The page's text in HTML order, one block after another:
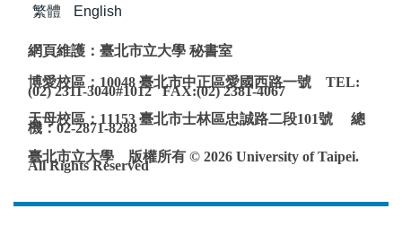
繁體 English
網頁維護：臺北市立大學 秘書室
博愛校區：10048 臺北市中正區愛國西路一號 TEL:
(02) 2311-3040#1012 FAX:(02) 2381-4067
天母校區：11153 臺北市士林區忠誠路二段101號 總
機：02-2871-8288
臺北市立大學 版權所有 © 2026 University of Taipei.
All Rights Reserved